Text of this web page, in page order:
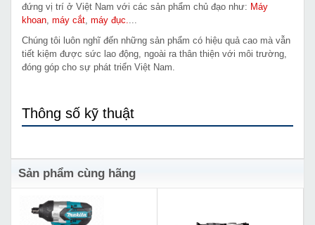
đứng vị trí ở Việt Nam với các sản phẩm chủ đạo như: Máy
khoan, máy cắt, máy đục....
Chúng tôi luôn nghĩ đến những sản phẩm có hiệu quả cao mà vẫn
tiết kiệm được sức lao động, ngoài ra thân thiện với môi trường,
đóng góp cho sự phát triển Việt Nam.
Thông số kỹ thuật
Sản phẩm cùng hãng